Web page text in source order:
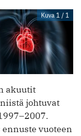
Kuva 1 / 1
akuutit
johtuvat
vuoteen